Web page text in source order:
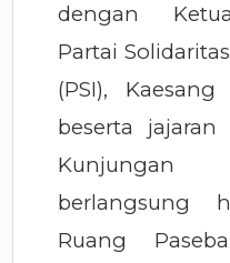
dengan
Partai
(PSI), Kaesang
beserta jajaran
berlangsung
Ruang